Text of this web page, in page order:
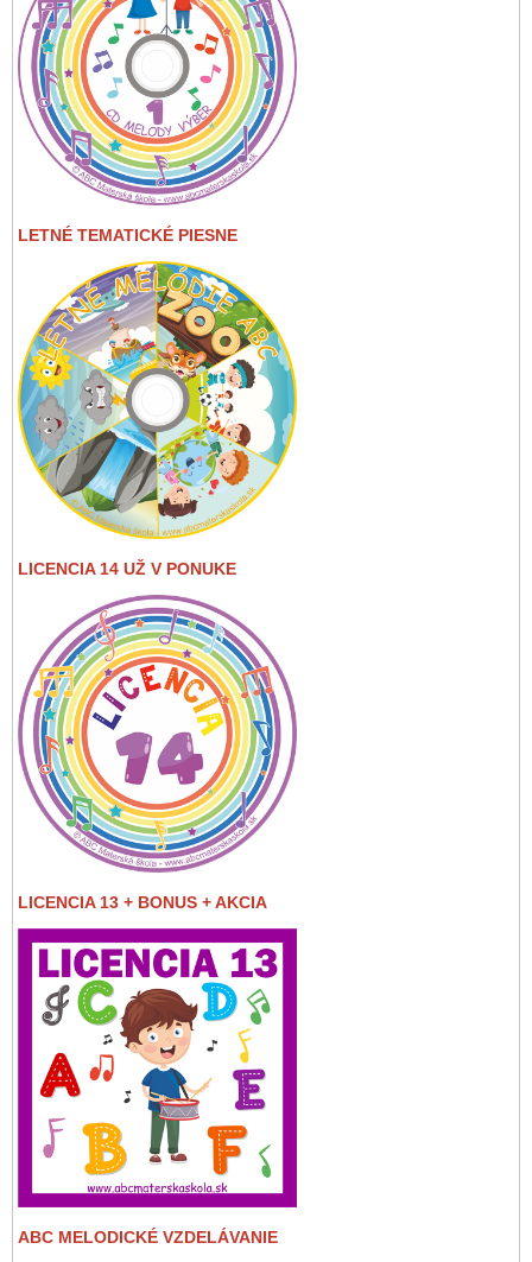
LETNÉ TEMATICKÉ PIESNE
LICENCIA 14 UŽ V PONUKE
LICENCIA 13 + BONUS + AKCIA
ABC MELODICKÉ VZDELÁVANIE